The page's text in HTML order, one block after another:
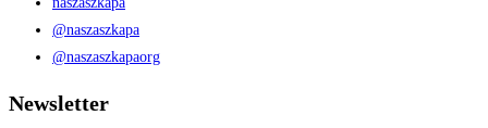
@naszaszkapa
@naszaszkapaorg
Newsletter